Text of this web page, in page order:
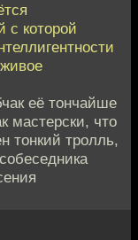
с которой
её тончайше
мастерски, что
тонкий тролль,